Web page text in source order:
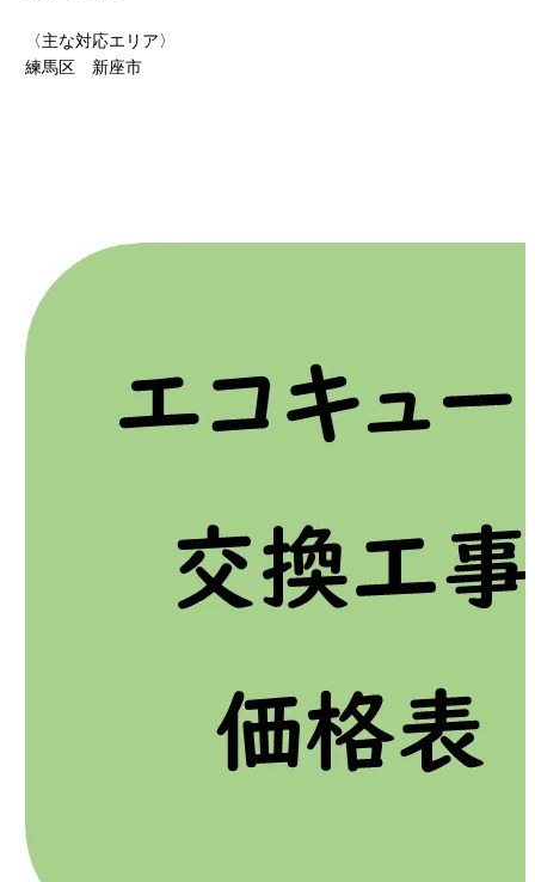
〈主な対応エリア〉
練馬区 新座市